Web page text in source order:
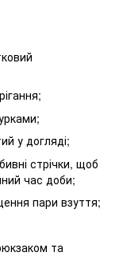
у догляді;
стрічки, щоб
час доби;
пари взуття;
та